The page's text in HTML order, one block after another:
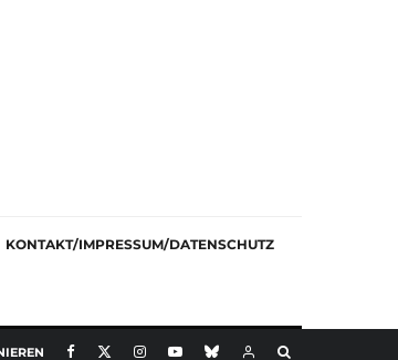
KONTAKT/IMPRESSUM/DATENSCHUTZ